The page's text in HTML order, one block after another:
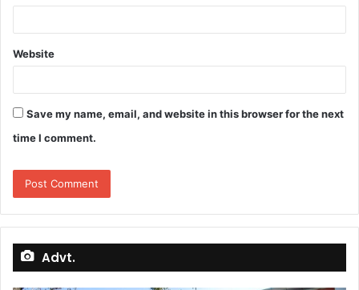
Website
Save my name, email, and website in this browser for the next
time I comment.
Advt.